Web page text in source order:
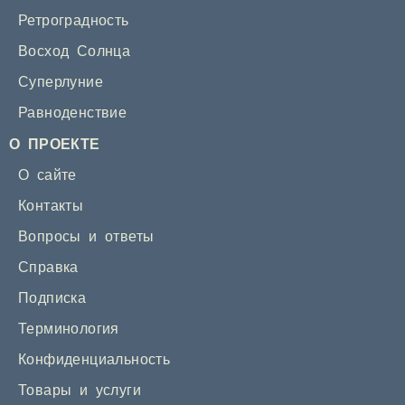
Ретроградность
Восход Солнца
Суперлуние
Равноденствие
О ПРОЕКТЕ
О сайте
Контакты
Вопросы и ответы
Справка
Подписка
Терминология
Конфиденциальность
Товары и услуги